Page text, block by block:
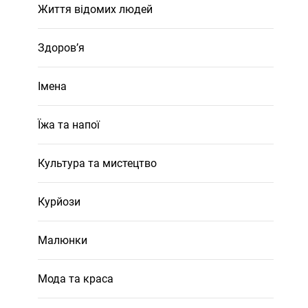
Життя відомих людей
Здоров’я
Імена
Їжа та напої
Культура та мистецтво
Курйози
Малюнки
Мода та краса